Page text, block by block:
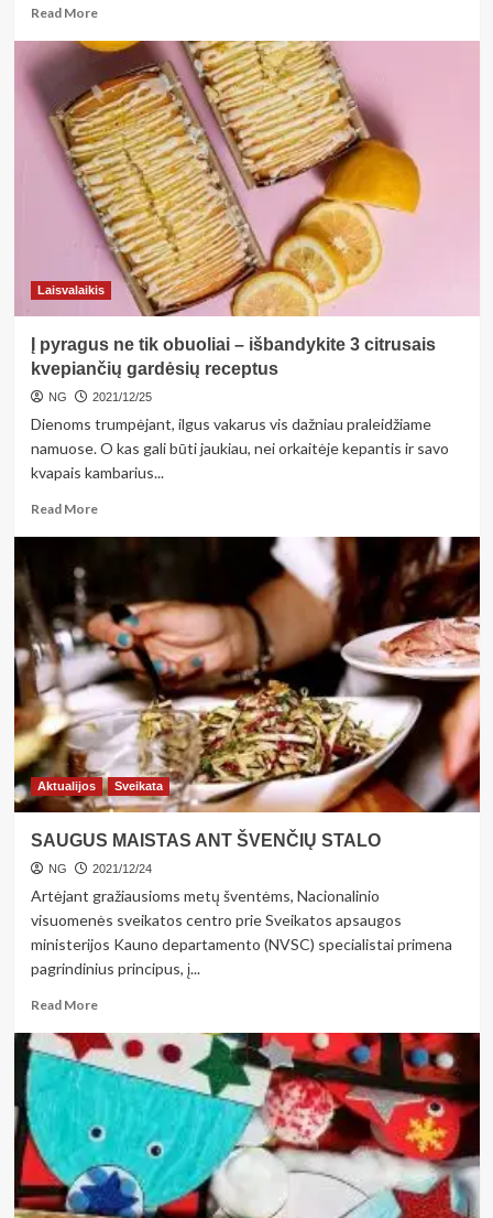
Read MoreRead
about
Nuo
kitų
metų
–
nauja
gimdos
kaklelio
vėžio
prevencinė
programa
Laisvalaikis
Į pyragus ne tik obuoliai – išbandykite 3 citrusais
kvepiančių gardėsių receptus
NG 2021/12/25
Dienoms trumpėjant, ilgus vakarus vis dažniau praleidžiame
namuose. O kas gali būti jaukiau, nei orkaitėje kepantis ir savo
kvapais kambarius...
Read MoreRead
about
ne
tik
obuoliai
–
išbandykite
3
citrusais
kvepiančių
gardėsių
receptus
Aktualijos Sveikata
SAUGUS MAISTAS ANT ŠVENČIŲ STALO
NG 2021/12/24
Artėjant gražiausioms metų šventėms, Nacionalinio
visuomenės sveikatos centro prie Sveikatos apsaugos
ministerijos Kauno departamento (NVSC) specialistai primena
pagrindinius principus, į...
Read MoreRead
about
SAUGUS
MAISTAS
ŠVENČIŲ
STALO